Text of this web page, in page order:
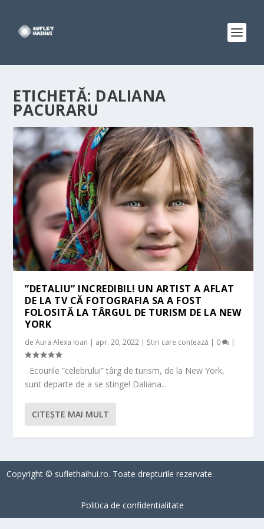
ETICHETĂ: DALIANA
PACURARU
”DETALIU” INCREDIBIL! UN ARTIST A AFLAT
DE LA TV CĂ FOTOGRAFIA SA A FOST
FOLOSITĂ LA TÂRGUL DE TURISM DE LA NEW
YORK
deAura Alexa Ioan | apr. 20, 2022 |Știri care contează | 0 |
Ecourile ”celebrului” târg de turism, de la New York,
sunt departe de a se stinge! Daliana...
CITEŞTE MAI MULT
Copyright © suflethaihui.ro. Toate drepturile rezervate.
Politica de confidentialitate